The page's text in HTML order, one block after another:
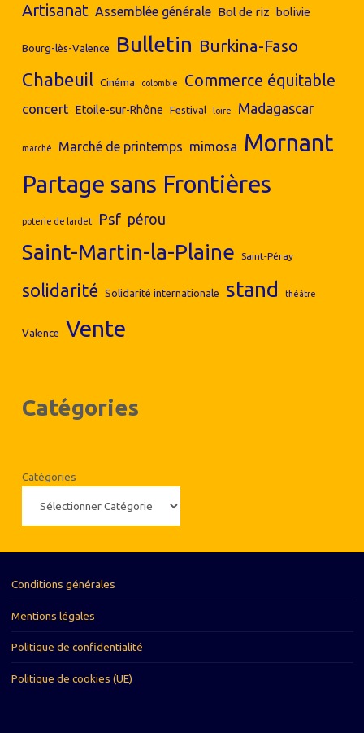
Artisanat Assemblée générale Bol de riz bolivie
Bourg-lès-Valence Bulletin Burkina-Faso
Chabeuil Cinéma colombie Commerce équitable
concert Etoile-sur-Rhône Festival loire Madagascar
marché Marché de printemps mimosa Mornant
Partage sans Frontières
poterie de lardet Psf pérou
Saint-Martin-la-Plaine Saint-Péray
solidarité Solidarité internationale stand théâtre
Valence Vente
Catégories
Catégories
Conditions générales
Mentions légales
Politique de confidentialité
Politique de cookies (UE)